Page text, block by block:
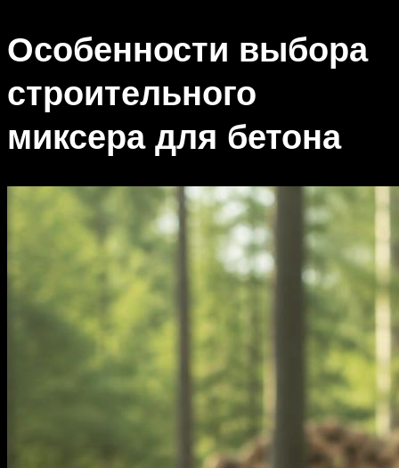
Особенности выбора
строительного
миксера для бетона